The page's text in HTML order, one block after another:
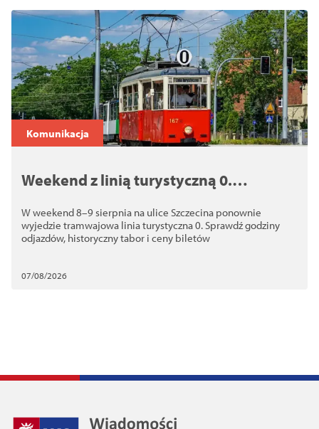
Komunikacja
Weekend z linią turystyczną 0.
W weekend 8–9 sierpnia na ulice Szczecina ponownie
wyjedzie tramwajowa linia turystyczna 0. Sprawdź godziny
odjazdów, historyczny tabor i ceny biletów
07/08/2026